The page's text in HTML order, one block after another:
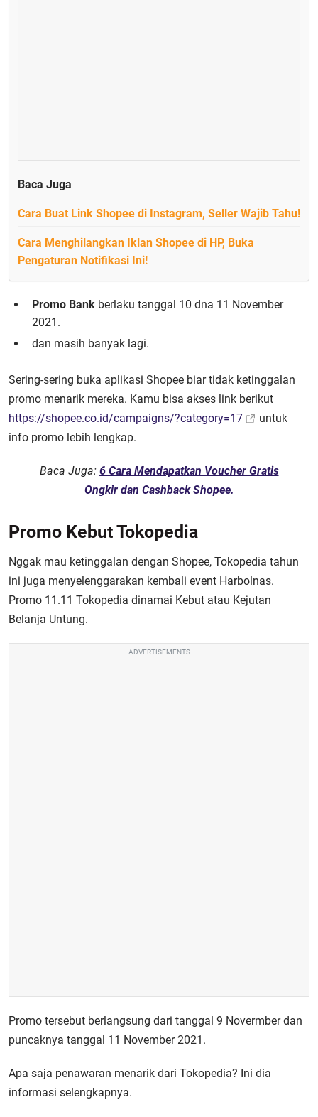
Baca Juga
Cara Buat Link Shopee di Instagram, Seller Wajib Tahu!
Cara Menghilangkan Iklan Shopee di HP, Buka
Pengaturan Notifikasi Ini!
Promo Bank berlaku tanggal 10 dna 11 November
2021.
dan masih banyak lagi.
Sering-sering buka aplikasi Shopee biar tidak ketinggalan
promo menarik mereka. Kamu bisa akses link berikut
https://shopee.co.id/campaigns/?category=17
untuk
info promo lebih lengkap.
Baca Juga: 6 Cara Mendapatkan Voucher Gratis
Ongkir dan Cashback Shopee.
Promo Kebut Tokopedia
Nggak mau ketinggalan dengan Shopee, Tokopedia tahun
ini juga menyelenggarakan kembali event Harbolnas.
Promo 11.11 Tokopedia dinamai Kebut atau Kejutan
Belanja Untung.
ADVERTISEMENTS
Promo tersebut berlangsung dari tanggal 9 Novermber dan
puncaknya tanggal 11 November 2021.
Apa saja penawaran menarik dari Tokopedia? Ini dia
informasi selengkapnya.